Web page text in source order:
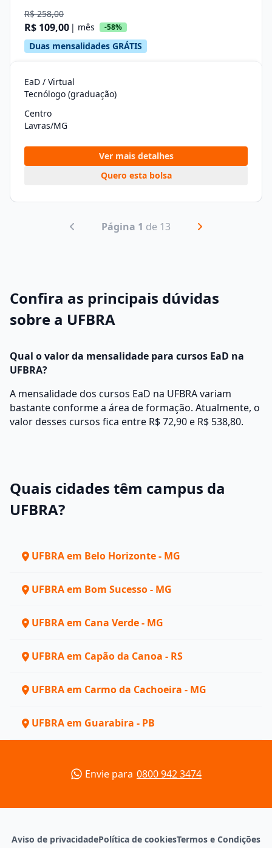
R$ 258,00
R$ 109,00 | mês -58%
Duas mensalidades GRÁTIS
EaD / Virtual
Tecnólogo (graduação)
Centro
Lavras/MG
Ver mais detalhes
Quero esta bolsa
Página 1 de 13
Confira as principais dúvidas
sobre a UFBRA
Qual o valor da mensalidade para cursos EaD na
UFBRA?
A mensalidade dos cursos EaD na UFBRA variam
bastante conforme a área de formação. Atualmente, o
valor desses cursos fica entre R$ 72,90 e R$ 538,80.
Quais cidades têm campus da
UFBRA?
UFBRA em Belo Horizonte - MG
UFBRA em Bom Sucesso - MG
UFBRA em Cana Verde - MG
UFBRA em Capão da Canoa - RS
UFBRA em Carmo da Cachoeira - MG
UFBRA em Guarabira - PB
Envie para 0800 942 3474
Aviso de privacidadePolítica de cookiesTermos e Condições